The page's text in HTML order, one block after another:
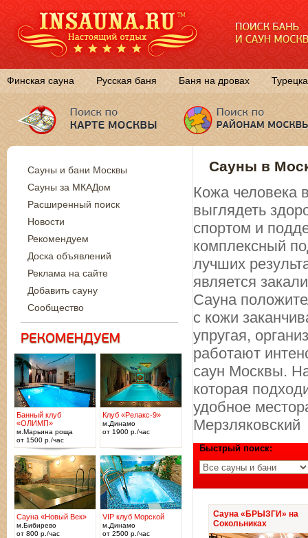
Финская сауна Русская баня Баня на дровах
Сауны в
Кожа человека
выглядеть
спортом и
комплексный
лучших
является
Сауна
с кожи
упругая,
работают
саун Москвы.
которая
удобное
Мерзляковский
Быстрый поиск:
Сауна «БРЫЗГИ» на
Сокольниках
Сауны и бани Москвы
Сауны за МКАДом
Расширенный поиск
Новости
Рекомендуем
Доска объявлений
Реклама на сайте
Добавить сауну
Сообщество
Банный клуб
«ОЛИМП»
м.Марьина роща
от 1500 р./час
Клуб «Релакс-9»
м.Динамо
от 1900 р./час
Сауна «Новый Век»
м.Бибирево
от 800 р./час
VIP клуб Морской
м.Динамо
от 2500 р./час